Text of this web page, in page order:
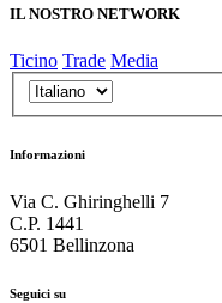
IL NOSTRO NETWORK
Ticino Trade Media
Informazioni
Via C. Ghiringhelli 7
C.P. 1441
6501 Bellinzona
Seguici su